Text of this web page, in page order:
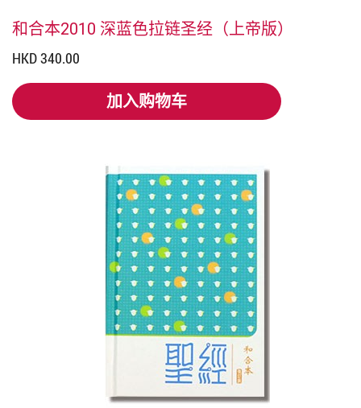
和合本2010 深蓝色拉链圣经（上帝版）
HKD 340.00
加入购物车
加入购物车